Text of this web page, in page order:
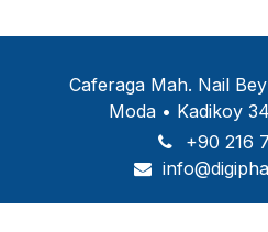
Caferaga Mah. Nail
Moda • Kadikoy
+90 216